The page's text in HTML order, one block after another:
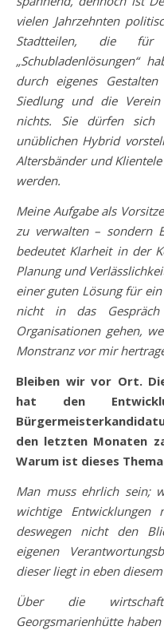
vielen Jahrzehnten
Stadtteilen, die für
„Schubladenlösungen“
durch eigenes
Siedlung und die
nichts. Sie dürfen sich
unüblichen Hybrid
Altersbänder und
werden.
Meine Aufgabe als
zu verwalten – sondern
bedeutet Klarheit in der
Planung und
einer guten Lösung für
nicht in das
Organisationen gehen,
Monstranz vor mir
Bleiben wir vor Ort.
hat den
den letzten Monaten
Warum ist dieses
Man muss ehrlich sein;
wichtige
deswegen nicht den
eigenen
dieser liegt in eben diesem
Über die
Georgsmarienhütte